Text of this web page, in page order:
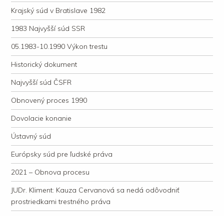
Krajský súd v Bratislave 1982
1983 Najvyšší súd SSR
05.1983-10.1990 Výkon trestu
Historický dokument
Najvyšší súd ČSFR
Obnovený proces 1990
Dovolacie konanie
Ústavný súd
Európsky súd pre ľudské práva
2021 – Obnova procesu
JUDr. Kliment: Kauza Cervanová sa nedá odôvodniť
prostriedkami trestného práva